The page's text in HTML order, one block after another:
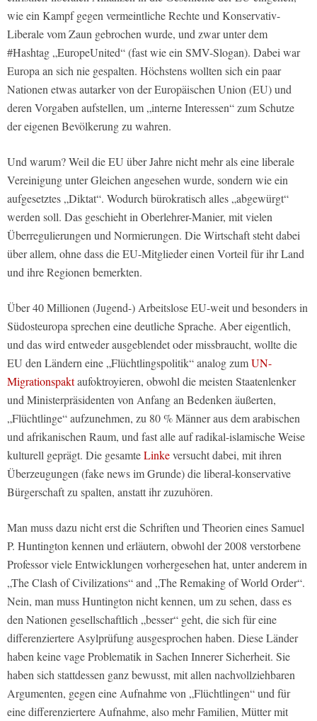
wie ein Kampf gegen vermeintliche Rechte und Konservativ-
Liberale vom Zaun gebrochen wurde, und zwar unter dem
#Hashtag „EuropeUnited“ (fast wie ein SMV-Slogan). Dabei war
Europa an sich nie gespalten. Höchstens wollten sich ein paar
Nationen etwas autarker von der Europäischen Union (EU) und
deren Vorgaben aufstellen, um „interne Interessen“ zum Schutze
der eigenen Bevölkerung zu wahren.
Und warum? Weil die EU über Jahre nicht mehr als eine liberale
Vereinigung unter Gleichen angesehen wurde, sondern wie ein
aufgesetztes „Diktat“. Wodurch bürokratisch alles „abgewürgt“
werden soll. Das geschieht in Oberlehrer-Manier, mit vielen
Überregulierungen und Normierungen. Die Wirtschaft steht dabei
über allem, ohne dass die EU-Mitglieder einen Vorteil für ihr Land
und ihre Regionen bemerkten.
Über 40 Millionen (Jugend-) Arbeitslose EU-weit und besonders in
Südosteuropa sprechen eine deutliche Sprache. Aber eigentlich,
und das wird entweder ausgeblendet oder missbraucht, wollte die
EU den Ländern eine „Flüchtlingspolitik“ analog zumUN-
Migrationspaktaufoktroyieren, obwohl die meisten Staatenlenker
und Ministerpräsidenten von Anfang an Bedenken äußerten,
„Flüchtlinge“ aufzunehmen, zu 80 % Männer aus dem arabischen
und afrikanischen Raum, und fast alle auf radikal-islamische Weise
kulturell geprägt. Die gesamteLinkeversucht dabei, mit ihren
Überzeugungen (fake news im Grunde) die liberal-konservative
Bürgerschaft zu spalten, anstatt ihr zuzuhören.
Man muss dazu nicht erst die Schriften und Theorien eines Samuel
P. Huntington kennen und erläutern, obwohl der 2008 verstorbene
Professor viele Entwicklungen vorhergesehen hat, unter anderem in
„The Clash of Civilizations“ and „The Remaking of World Order“.
Nein, man muss Huntington nicht kennen, um zu sehen, dass es
den Nationen gesellschaftlich „besser“ geht, die sich für eine
differenziertere Asylprüfung ausgesprochen haben. Diese Länder
haben keine vage Problematik in Sachen Innerer Sicherheit. Sie
haben sich stattdessen ganz bewusst, mit allen nachvollziehbaren
Argumenten, gegen eine Aufnahme von „Flüchtlingen“ und für
eine differenziertere Aufnahme, also mehr Familien, Mütter mit